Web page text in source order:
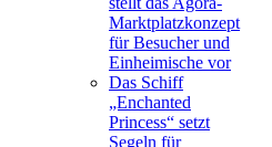
Marktplatzkonzept
für Besucher und
Einheimische vor
Das Schiff
„Enchanted
Princess“ setzt
Segeln für